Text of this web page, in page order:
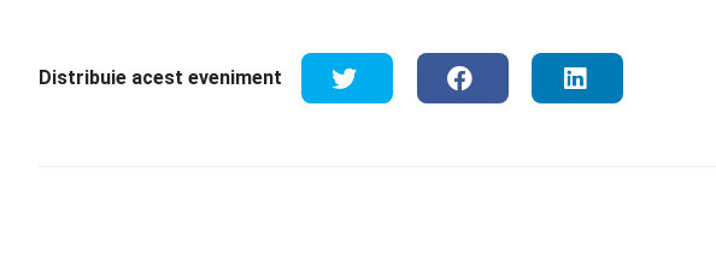
Distribuie acest eveniment